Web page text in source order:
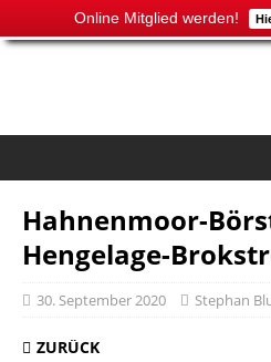
Online Mitglied werden!
Hahnenmoor-
Hengelage-
30. September 2020 Stephan
ZURÜCK